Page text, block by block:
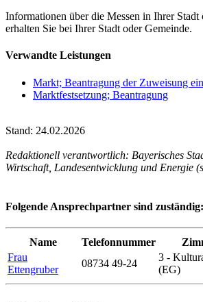
Informationen über die Messen in Ihrer Stadt
erhalten Sie bei Ihrer Stadt oder Gemeinde.
Verwandte Leistungen
Markt; Beantragung der Zuweisung
Marktfestsetzung; Beantragung
Stand: 24.02.2026
Redaktionell verantwortlich: Bayerisches
Wirtschaft, Landesentwicklung und Energie
Folgende Ansprechpartner sind zuständig:
Name Telefonnummer
Frau
Ettengruber
08734 49-24
3 -
(EG)